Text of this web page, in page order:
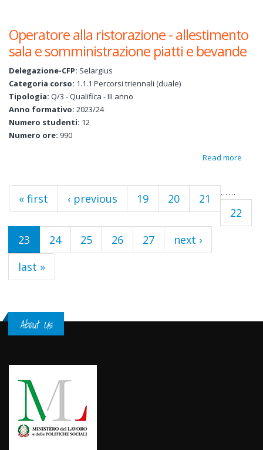
Operatore alla ristorazione - allestimento
sala e somministrazione piatti e bevande
Delegazione-CFP: Selargius
Categoria corso: 1.1.1 Percorsi triennali (duale)
Tipologia: Q/3 - Qualifica - III anno
Anno formativo: 2023/24
Numero studenti: 12
Numero ore: 990
Read more
e
piatti
Pages
« first ‹ previous …
19 20
21
22
23
24 25 26 27
…
next ›
last »
About Us